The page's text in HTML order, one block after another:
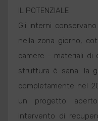
IL POTENZIALE
Gli interni
nella zona giorno,
camere - materiali di
struttura è sana: la
completamente nel
un progetto
intervento di